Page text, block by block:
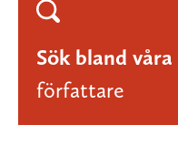
Sök bland våra
författare